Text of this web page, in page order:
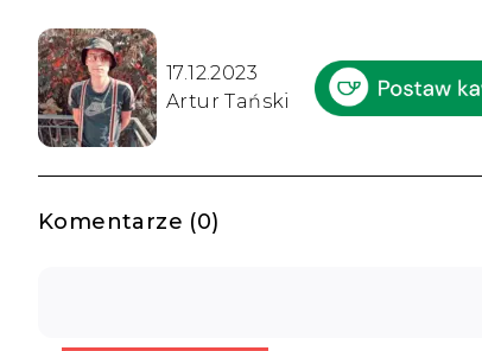
17.12.2023
Artur Tański
Komentarze (0)